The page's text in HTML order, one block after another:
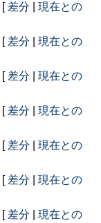
[ 差分
現在との
[ 差分
現在との
[ 差分
現在との
[ 差分
現在との
[ 差分
現在との
[ 差分
現在との
[ 差分
現在との